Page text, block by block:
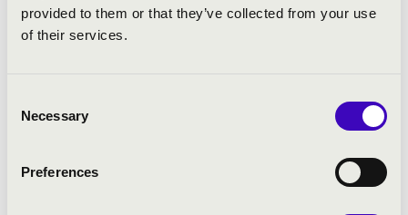
provided to them or that they’ve collected from your use
of their services.
Selection
Necessary
Preferences
2011 decemberében kiemelt nívó díjat kapott a III. Országos
Bartók Béla Zeneiskolai zongoraversenyen. Emellett
23. között Prágában rendezte meg a Nemzetközi Ifjúsági
Fesztivált, amelyen tánc, ének, kamara, szólóhangszer és
Mihály arany díjat kapott.